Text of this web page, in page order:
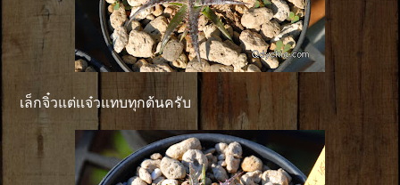
เล็กจิ๋วแต่เเจ๋วแทบทุกต้นครับ